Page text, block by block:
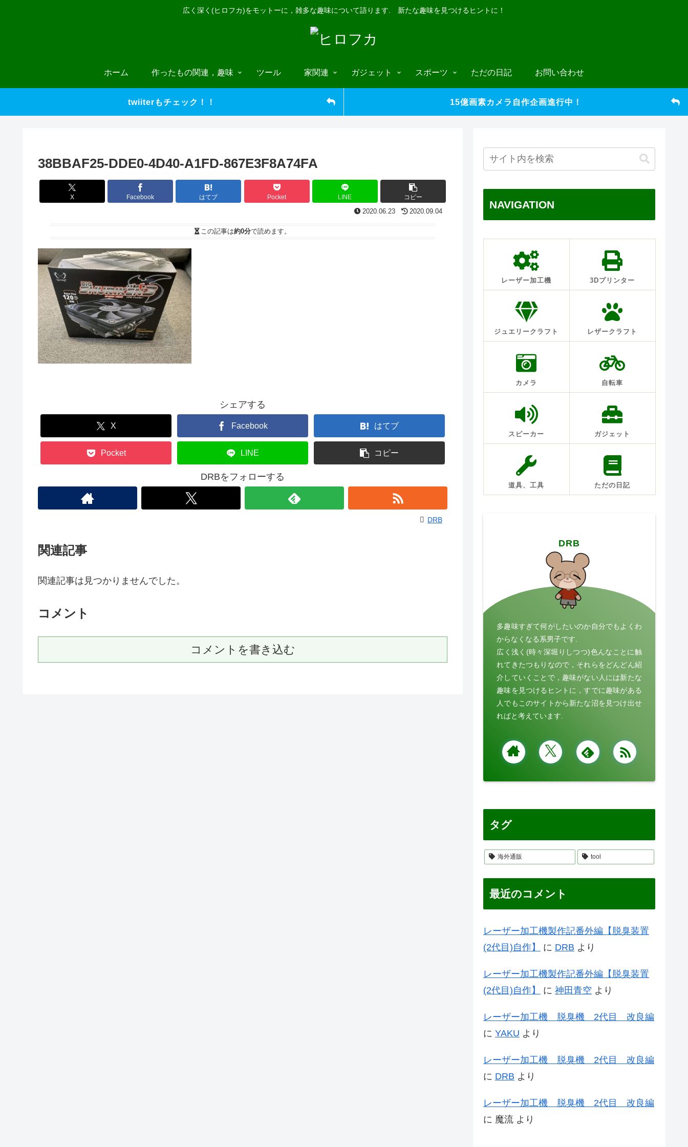
広く深く(ヒロフカ)をモットーに，雑多な趣味について語ります. 新たな趣味を見つけるヒントに！
ホーム 作ったもの関連，趣味 ツール 家関連 ガジェット スポーツ ただの日記 お問い合わせ
twiiterもチェック！！ 15億画素カメラ自作企画進行中！
38BBAF25-DDE0-4D40-A1FD-867E3F8A74FA
X Facebook はてブ Pocket LINE コピー
2020.06.23 2020.09.04
この記事は約0分で読めます。
シェアする
X Facebook はてブ
Pocket LINE コピー
DRBをフォローする
DRB
関連記事
関連記事は見つかりませんでした。
コメント
コメントを書き込む
NAVIGATION
レーザー加工機 3Dプリンター
ジュエリークラフト レザークラフト
カメラ 自転車
スピーカー ガジェット
道具、工具 ただの日記
DRB
多趣味すぎて何がしたいのか自分でもよくわ
からなくなる系男子です.
広く浅く(時々深堀りしつつ)色んなことに触
れてきたつもりなので，それらをどんどん紹
介していくことで，趣味がない人には新たな
趣味を見つけるヒントに，すでに趣味がある
人でもこのサイトから新たな沼を見つけ出せ
ればと考えています.
タグ
海外通販 tool
最近のコメント
レーザー加工機製作記番外編【脱臭装置
(2代目)自作】
に DRB より
レーザー加工機製作記番外編【脱臭装置
(2代目)自作】
に 神田青空 より
レーザー加工機 脱臭機 2代目 改良編
に YAKU より
レーザー加工機 脱臭機 2代目 改良編
に DRB より
レーザー加工機 脱臭機 2代目 改良編
に 魔流 より